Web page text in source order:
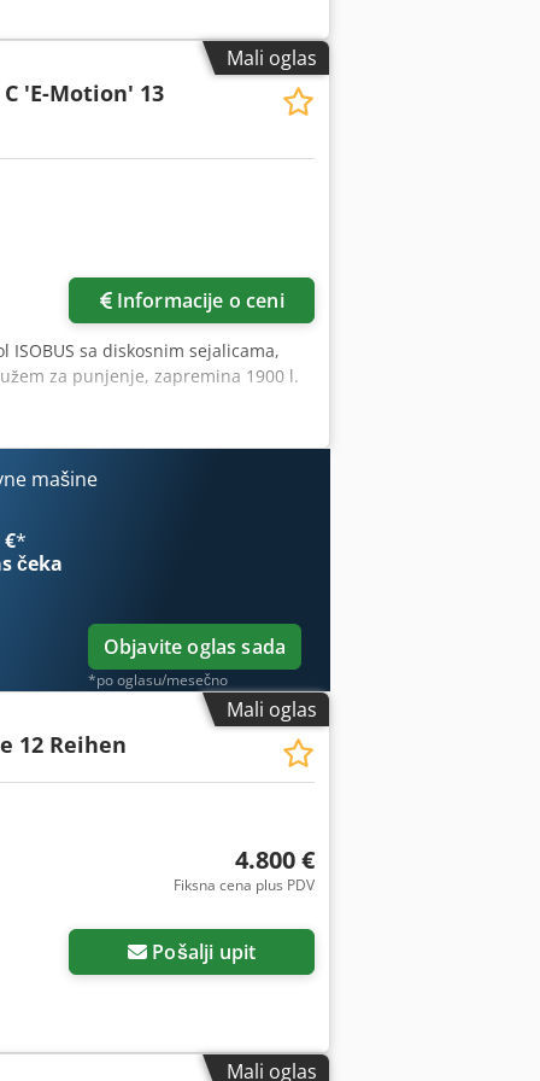
Mali oglas
'E-Motion' 13
Informacije o ceni
ISOBUS sa diskosnim sejalicama,
za punjenje, zapremina 1900 l.
mašine
€*
čeka
Objavite oglas sada
*po oglasu/mesečno
Mali oglas
12 Reihen
4.800 €
Fiksna cena plus PDV
Pošalji upit
Mali oglas